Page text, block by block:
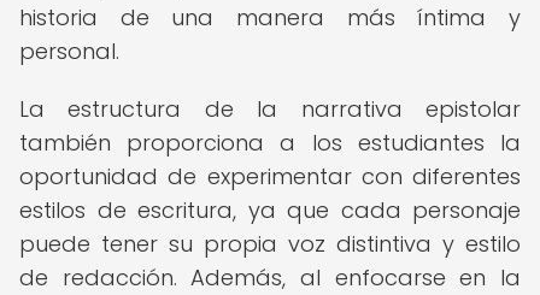
historia de una manera más íntima y
personal.
La estructura de la narrativa epistolar
también proporciona a los estudiantes la
oportunidad de experimentar con diferentes
estilos de escritura, ya que cada personaje
puede tener su propia voz distintiva y estilo
de redacción. Además, al enfocarse en la